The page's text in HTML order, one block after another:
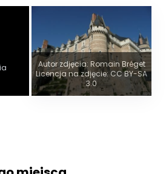
Autor zdjęcia: Romain Bréget
Licencja na zdjęcie: CC BY-SA
3.0